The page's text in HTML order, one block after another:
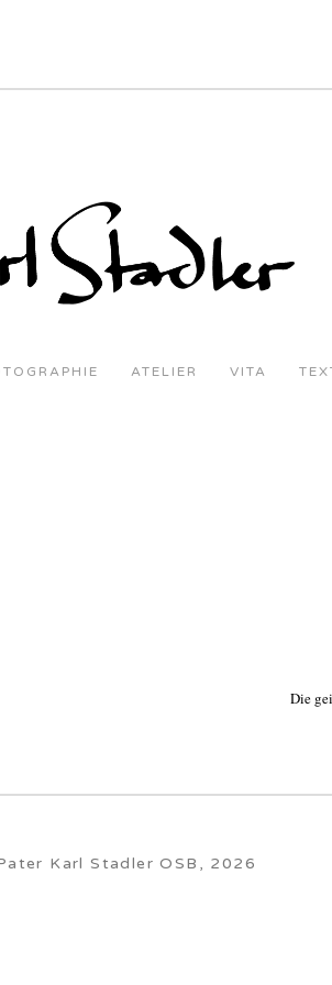
ATELIER VITA
Die
Karl Stadler OSB, 2026